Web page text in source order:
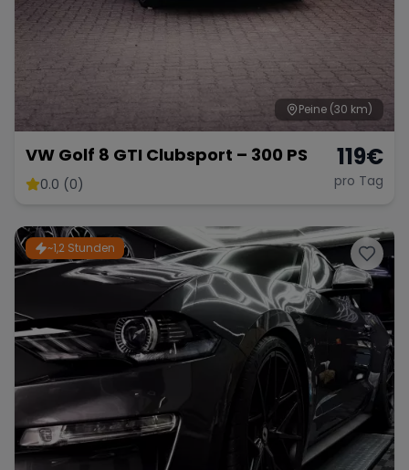
Peine (30 km)
VW Golf 8 GTI Clubsport – 300 PS
0.0 (0)
119€
pro Tag
~1,2 Stunden